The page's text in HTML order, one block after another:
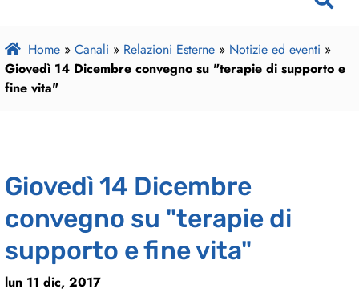
Home » Canali » Relazioni Esterne » Notizie ed eventi »
Giovedì 14 Dicembre convegno su "terapie di supporto e
fine vita"
Giovedì 14 Dicembre
convegno su "terapie di
supporto e fine vita"
lun 11 dic, 2017